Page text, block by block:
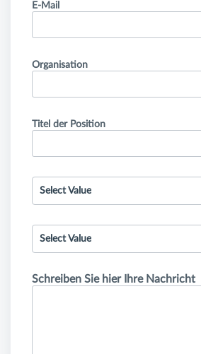
E-Mail
Organisation
Titel der Position
Select Value
Select Value
Schreiben Sie hier Ihre Nachricht